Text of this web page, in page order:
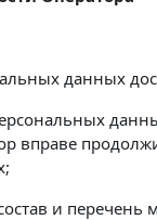
данных
вправе
и